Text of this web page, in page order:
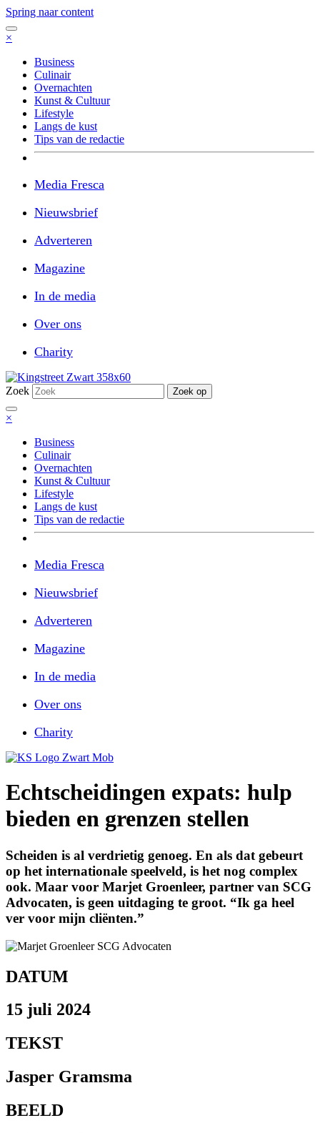
Spring naar content
×
Business
Culinair
Overnachten
Kunst & Cultuur
Lifestyle
Langs de kust
Tips van de redactie
Media Fresca
Nieuwsbrief
Adverteren
Magazine
In de media
Over ons
Charity
Zoek Zoek op
×
Business
Culinair
Overnachten
Kunst & Cultuur
Lifestyle
Langs de kust
Tips van de redactie
Media Fresca
Nieuwsbrief
Adverteren
Magazine
In de media
Over ons
Charity
Echtscheidingen expats: hulp
bieden en grenzen stellen
Scheiden is al verdrietig genoeg. En als dat gebeurt
op het internationale speelveld, is het nog complex
ook. Maar voor Marjet Groenleer, partner van SCG
Advocaten, is geen uitdaging te groot. “Ik ga heel
ver voor mijn cliënten.”
DATUM
15 juli 2024
TEKST
Jasper Gramsma
BEELD